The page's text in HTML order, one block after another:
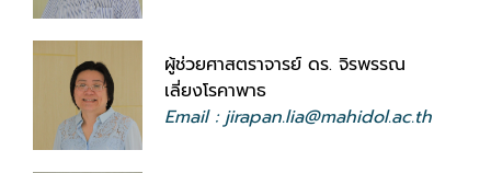
ผู้ช่วยศาสตราจารย์ ดร. จิรพรรณ
เลี่ยงโรคาพาธ
Email : jirapan.lia@mahidol.ac.th